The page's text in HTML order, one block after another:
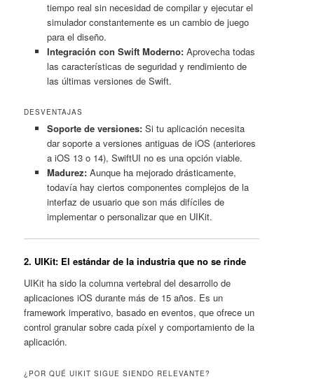
tiempo real sin necesidad de compilar y ejecutar el
simulador constantemente es un cambio de juego
para el diseño.
Integración con Swift Moderno:Aprovecha todas
las características de seguridad y rendimiento de
las últimas versiones de Swift.
DESVENTAJAS
Soporte de versiones:Si tu aplicación necesita
dar soporte a versiones antiguas de iOS (anteriores
a iOS 13 o 14), SwiftUI no es una opción viable.
Madurez:Aunque ha mejorado drásticamente,
todavía hay ciertos componentes complejos de la
interfaz de usuario que son más difíciles de
implementar o personalizar que en UIKit.
2. UIKit: El estándar de la industria que no se rinde
UIKit ha sido la columna vertebral del desarrollo de
aplicaciones iOS durante más de 15 años. Es un
framework imperativo, basado en eventos, que ofrece un
control granular sobre cada píxel y comportamiento de la
aplicación.
¿POR QUÉ UIKIT SIGUE SIENDO RELEVANTE?